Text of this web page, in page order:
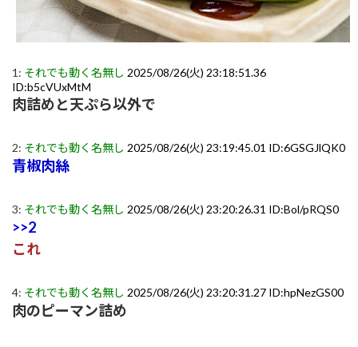
1: それでも動く名無し 2025/08/26(火) 23:18:51.36
ID:b5cVUxMtM
肉詰めと天ぷら以外で
2: それでも動く名無し 2025/08/26(火) 23:19:45.01 ID:6GSGJlQK0
青椒肉絲
3: それでも動く名無し 2025/08/26(火) 23:20:26.31 ID:Bol/pRQS0
>>2
これ
4: それでも動く名無し 2025/08/26(火) 23:20:31.27 ID:hpNezGS00
肉のピーマン詰め